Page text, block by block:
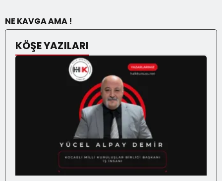
NE KAVGA AMA !
KÖŞE YAZILARI